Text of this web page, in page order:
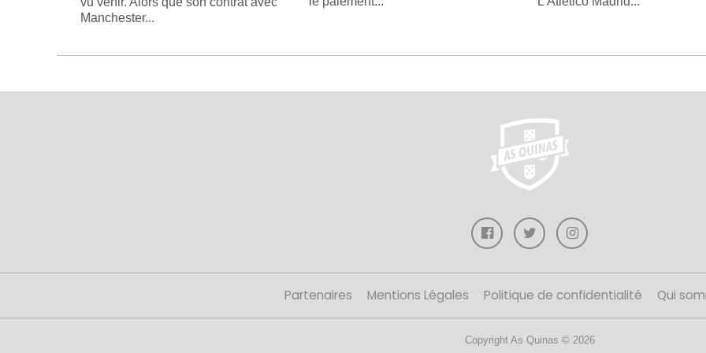
Manchester...
Partenaires Mentions Légales Politique de confidentialité Qui
Copyright As Quinas © 2026